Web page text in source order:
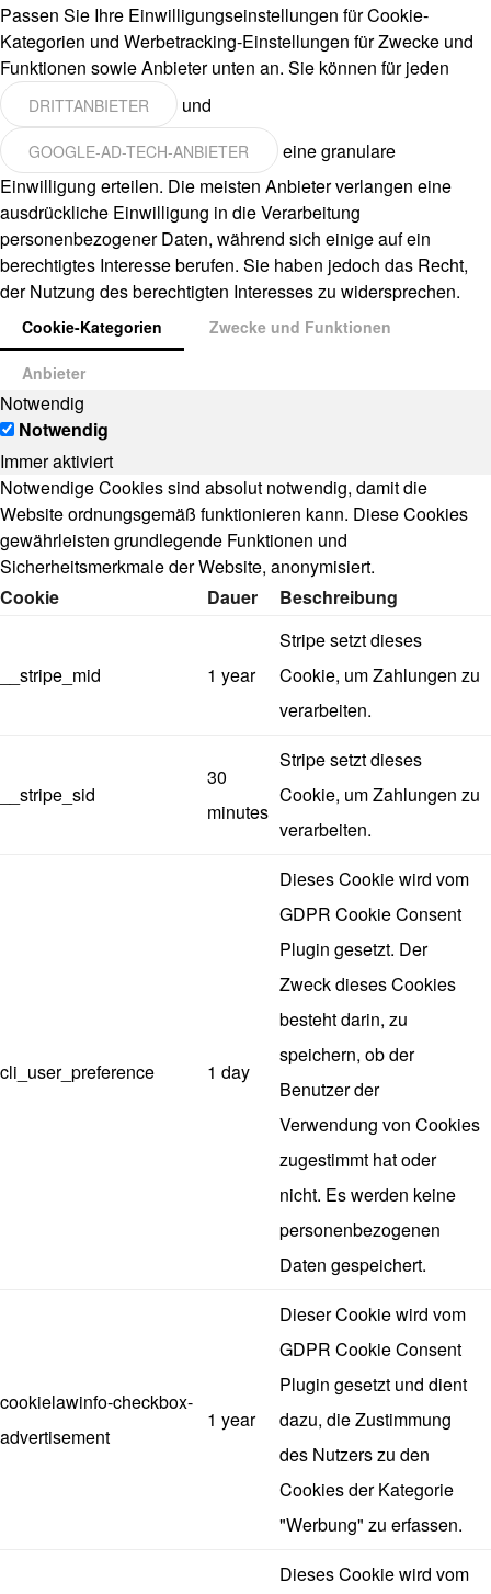
Passen Sie Ihre Einwilligungseinstellungen für Cookie-
Kategorien und Werbetracking-Einstellungen für Zwecke und
Funktionen sowie Anbieter unten an. Sie können für jeden
DRITTANBIETER und
GOOGLE-AD-TECH-ANBIETER
eine granulare
Einwilligung erteilen. Die meisten Anbieter verlangen eine
ausdrückliche Einwilligung in die Verarbeitung
personenbezogener Daten, während sich einige auf ein
berechtigtes Interesse berufen. Sie haben jedoch das Recht,
der Nutzung des berechtigten Interesses zu widersprechen.
Cookie-Kategorien Zwecke und Funktionen
Anbieter
Notwendig
Notwendig
Immer aktiviert
Notwendige Cookies sind absolut notwendig, damit die
Website ordnungsgemäß funktionieren kann. Diese Cookies
gewährleisten grundlegende Funktionen und
Sicherheitsmerkmale der Website, anonymisiert.
Cookie
Dauer Beschreibung
__stripe_mid 1 year
Stripe setzt dieses
Cookie, um Zahlungen zu
verarbeiten.
__stripe_sid
30
minutes
Stripe setzt dieses
Cookie, um Zahlungen zu
verarbeiten.
cli_user_preference 1 day
Dieses Cookie wird vom
GDPR Cookie Consent
Plugin gesetzt. Der
Zweck dieses Cookies
besteht darin, zu
speichern, ob der
Benutzer der
Verwendung von Cookies
zugestimmt hat oder
nicht. Es werden keine
personenbezogenen
Daten gespeichert.
cookielawinfo-checkbox-
advertisement
1 year
Dieser Cookie wird vom
GDPR Cookie Consent
Plugin gesetzt und dient
dazu, die Zustimmung
des Nutzers zu den
Cookies der Kategorie
"Werbung" zu erfassen.
Dieses Cookie wird vom